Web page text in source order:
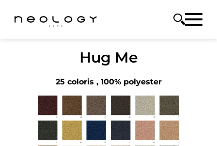
Hug Me
25 coloris , 100% polyester